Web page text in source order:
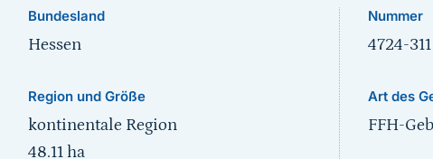
Bundesland
Hessen
Region und Größe
kontinentale Region
48.11ha
Nummer
4724-311
Art des
FFH-